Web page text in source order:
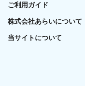
ご利用ガイド
株式会社あらいについて
当サイトについて